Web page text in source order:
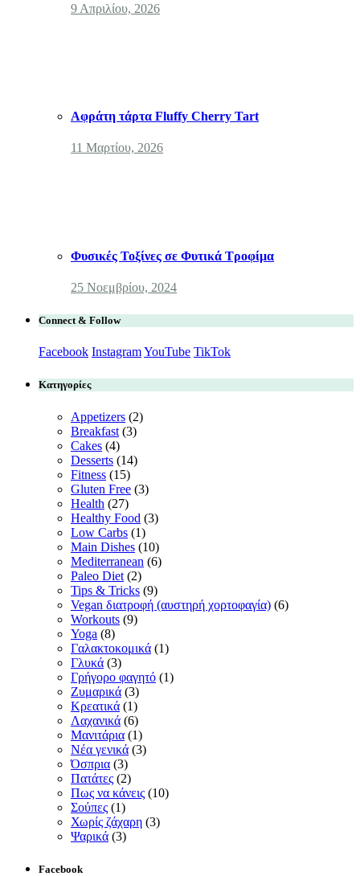
9 Απριλίου, 2026
Αφράτη τάρτα Fluffy Cherry Tart
11 Μαρτίου, 2026
Φυσικές Τοξίνες σε Φυτικά Τροφίμα
25 Νοεμβρίου, 2024
Connect & Follow
Facebook InstagramYouTube TikTok
Κατηγορίες
Appetizers (2)
Breakfast (3)
Cakes (4)
Desserts (14)
Fitness (15)
Gluten Free (3)
Health (27)
Healthy Food (3)
Low Carbs (1)
Main Dishes (10)
Mediterranean (6)
Paleo Diet (2)
Tips & Tricks (9)
Vegan διατροφή (αυστηρή χορτοφαγία) (6)
Workouts (9)
Yoga (8)
Γαλακτοκομικά (1)
Γλυκά (3)
Γρήγορο φαγητό (1)
Ζυμαρικά (3)
Κρεατικά (1)
Λαχανικά (6)
Μανιτάρια (1)
Νέα γενικά (3)
Όσπρια (3)
Πατάτες (2)
Πως να κάνεις (10)
Σούπες (1)
Χωρίς ζάχαρη (3)
Ψαρικά (3)
Facebook